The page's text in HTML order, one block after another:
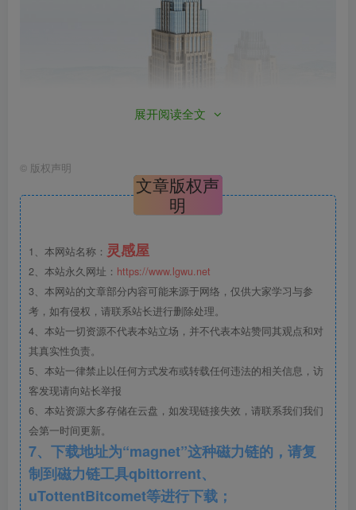
槽钢支架.png
展开阅读全文
© 版权声明
文章版权声
明
1、本网站名称： 灵感屋
2、本站永久网址： https://www.lgwu.net
3、本网站的文章部分内容可能来源于网络，仅供大家学习与参
考，如有侵权，请联系站长进行删除处理。
4、本站一切资源不代表本站立场，并不代表本站赞同其观点和对
其真实性负责。
5、本站一律禁止以任何方式发布或转载任何违法的相关信息，访
客发现请向站长举报
6、本站资源大多存储在云盘，如发现链接失效，请联系我们我们
会第一时间更新。
7、下载地址为“magnet”这种磁力链的，请复
制到磁力链工具qbittorrent、
uTottentBitcomet等进行下载；